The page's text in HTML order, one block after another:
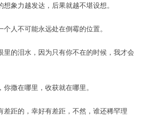
象力越发达，后果就越不堪设想。
人不可能永远处在倒霉的位置。
里的泪水，因为只有你不在的时候，我才会
撒在哪里，收获就在哪里。
差距的，幸好有差距，不然，谁还稀罕理